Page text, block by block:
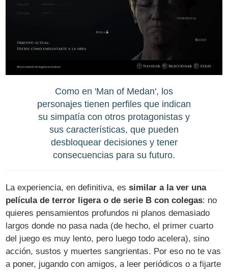
Como en 'Man of Medan', los
personajes tienen perfiles que indican
su simpatía con otros protagonistas y
sus características, que pueden
desbloquear decisiones y tener
consecuencias para su futuro.
La experiencia, en definitiva, essimilar a la ver una
película de terror ligera o de serie B con colegas: no
quieres pensamientos profundos ni planos demasiado
largos donde no pasa nada (de hecho, el primer cuarto
del juego es muy lento, pero luego todo acelera), sino
acción, sustos y muertes sangrientas. Por eso no te vas
a poner, jugando con amigos, a leer periódicos o a fijarte